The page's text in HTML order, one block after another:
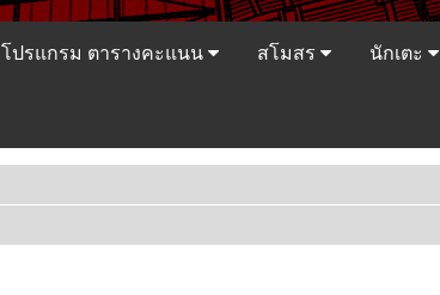
โปรแกรม ตารางคะแนน สโมสร นักเตะ